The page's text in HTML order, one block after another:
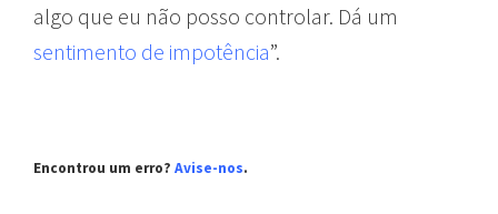
algo que eu não posso controlar. Dá um
sentimento de impotência”.
Encontrou um erro? Avise-nos.